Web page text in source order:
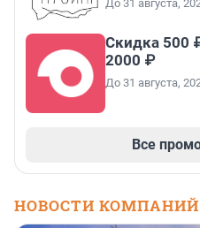
До 31 августа,
Скидка 500
2000 ₽
До 31 августа,
Все
НОВОСТИ КОМПАНИЙ